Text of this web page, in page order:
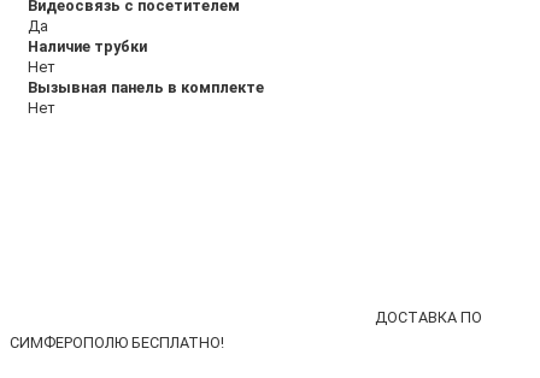
Видеосвязь с посетителем
Да
Наличие трубки
Нет
Вызывная панель в комплекте
Нет
ДОСТАВКА ПО
СИМФЕРОПОЛЮ БЕСПЛАТНО!